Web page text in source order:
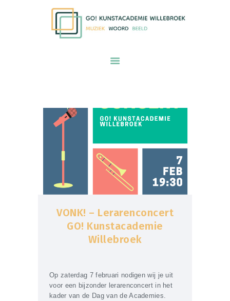
GO! kunstacademie Willebroek voor
START
ONZE VISIE
AANBOD
PRAKTISCHE INFORMATIE
ONS TEAM
CONTACT
VONK! – Lerarenconcert
GO! Kunstacademie
Willebroek
Op zaterdag 7 februari nodigen wij je uit
voor een bijzonder lerarenconcert in het
kader van de Dag van de Academies.